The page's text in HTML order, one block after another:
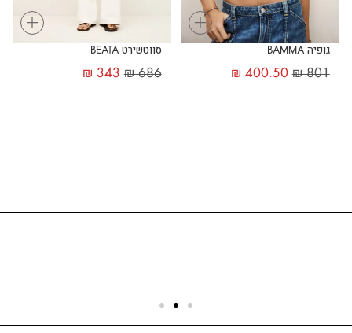
+
גופיה BAMMA
₪801
₪ 400.50
+
סווטשירט BEATA
₪686
₪ 343
שירות לקוחות